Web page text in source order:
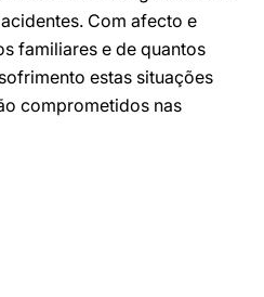
Com afecto e
familiares e de quantos
estas situações
comprometidos nas